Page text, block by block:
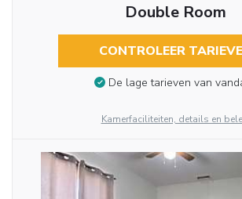
Double Room
CONTROLEER
De lage tarieven van
Kamerfaciliteiten, details en